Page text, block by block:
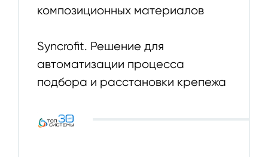
композиционных материалов
Syncrofit. Решение для
автоматизации процесса
подбора и расстановки крепежа